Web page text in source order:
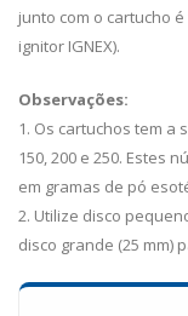
junto com o cartucho
ignitor IGNEX).
Observações:
1. Os cartuchos tem a
150, 200 e 250. Estes
em gramas de pó
2. Utilize disco
disco grande (25 mm)